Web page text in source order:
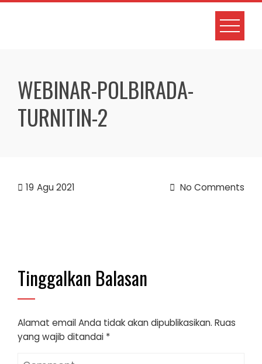
Skip
WEBINAR-POLBIRADA-
TURNITIN-2
19 Agu 2021 No Comments
Tinggalkan Balasan
Alamat email Anda tidak akan dipublikasikan. Ruas
yang wajib ditandai *